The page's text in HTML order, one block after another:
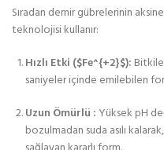
Sıradan demir gübrelerinin
teknolojisi kullanır:
Hızlı Etki ($Fe^{+2}$):
saniyeler içinde emilebilen
Uzun Ömürlü : Yüksek pH
bozulmadan suda asılı